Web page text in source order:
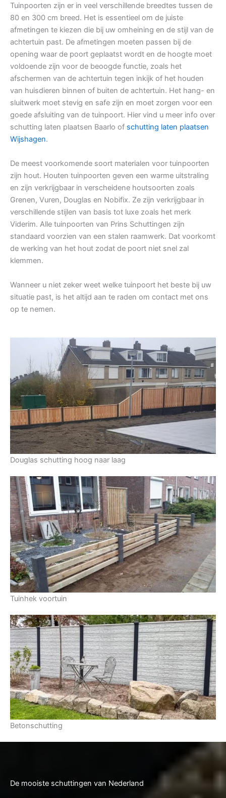
Tuinpoorten zijn er in veel verschillende breedtes tussen de
80 en 300 cm breed. Het is essentieel om de juiste
afmetingen te kiezen die bij uw omheining en de stijl van de
achtertuin past. De afmetingen moeten passen bij de
opening waar de poort geplaatst wordt en de hoogte moet
voldoende zijn voor de beoogde functie, zoals het
afschermen van de achtertuin tegen inkijk of het houden
van huisdieren binnen of buiten de achtertuin. Het hang- en
sluitwerk moet stevig en safe zijn en moet zorgen voor een
goede afsluiting van de tuinpoort. Hier vind u meer info over
schutting laten plaatsen Baarlo of schutting laten plaatsen
Wijshagen.
De meest voorkomende soort materialen voor tuinpoorten
zijn hout. Houten tuinpoorten geven een warme uitstraling
en zijn verkrijgbaar in verscheidene houtsoorten zoals
Grenen, Vuren, Douglas en Nobifix. Ze zijn verkrijgbaar in
verschillende stijlen van basis tot luxe zoals het merk
Viderim. Alle tuinpoorten van Prins Schuttingen zijn
standaard voorzien van een stalen raamwerk. Dat voorkomt
de werking van het hout zodat de poort niet snel zal
klemmen.
Wanneer u niet zeker weet welke tuinpoort het beste bij uw
situatie past, is het altijd aan te raden om contact met ons
op te nemen.
Douglas schutting hoog naar laag
Tuinhek voortuin
Betonschutting
De mooiste schuttingen van Nederland